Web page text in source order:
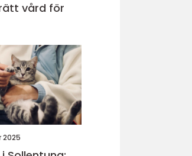
vård för
2025